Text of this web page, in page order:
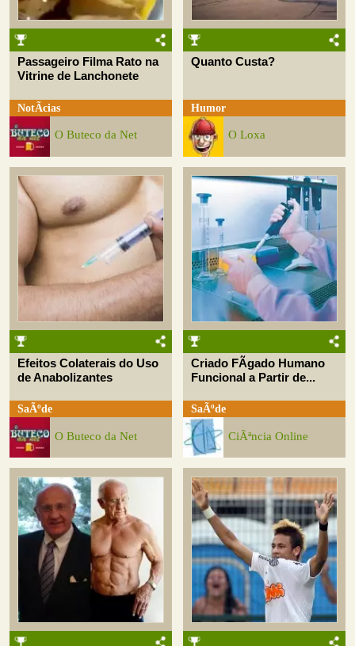
Passageiro Filma Rato na
Vitrine de Lanchonete
NotÃ­cias
O Buteco da Net
Quanto Custa?
Humor
O Loxa
Efeitos Colaterais do Uso
de Anabolizantes
SaÃºde
O Buteco da Net
Criado FÃ­gado Humano
Funcional a Partir de...
SaÃºde
CiÃªncia Online